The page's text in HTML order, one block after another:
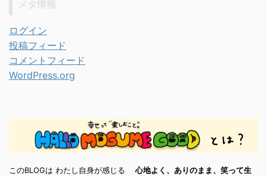
ログイン
投稿フィード
コメントフィード
WordPress.org
このBLOGは わたし自身が感じる心地よく、ありのまま、笑って生